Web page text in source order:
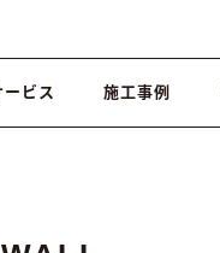
ービス 施工事例